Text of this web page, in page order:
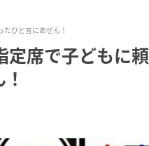
ひと言にあぜん！
定席で子どもに頼